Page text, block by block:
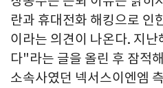
란과 휴대전화 해킹으로 인
이라는 의견이 나온다. 지
다"라는 글을 올린 후 잠적
소속사였던 넥서스이엔엠